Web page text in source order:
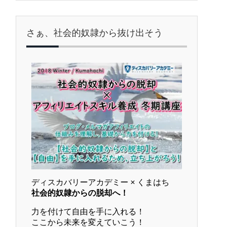
さぁ、社会的奴隷から抜け出そう
ディスカバリーアカデミー × くまはち
社会的奴隷からの脱却へ！
力を付けて自由を手に入れる！
ここから未来を変えていこう！